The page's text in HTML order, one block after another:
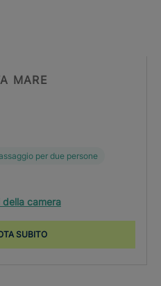
MARE
per due persone
camera
SUBITO